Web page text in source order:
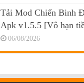
Tải Mod Chiến Binh
Apk v1.5.5 [Vô hạn
06/08/2026